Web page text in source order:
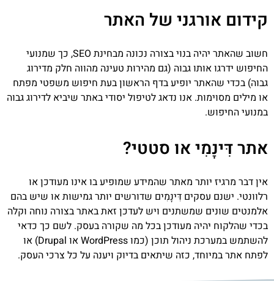
קידום אורגני של האתר
חשוב שהאתר יהיה בנוי בצורה נכונה מבחינת SEO, כך שמנועי
החיפוש ידרגו אותו גבוה (גם מהירות טעינה מהווה חלק מדירוג
גבוה) בכדי שהאתר יופיע בדף הראשון בעת חיפוש משפטי מפתח
או מילים מסוימות. אנו נדאג לטיפול יסודי באתר שיביא לדירוג גבוה
במנועי החיפוש.
אתר דִּינָמִי או סטטי?
אין דבר מרגיז יותר מאתר שהמידע שמופיע בו אינו מעודכן או
רלוונטי. ישנם עסקים דִּינָמִים שדורשים יותר גמישות או שיש בהם
אלמנטים שונים שמשתנים ויש לעדכן זאת באתר בצורה נוחה וקלה
בכדי שהלקוח יהיה מעודכן בכל מה שקורה בעסק. לשם כך כדאי
להשתמש במערכת ניהול תוכן (כמו WordPress או Drupal) או
לפתח אתר במיוחד, כזה שיתאים בדיוק ויענה על כל צרכי העסק.